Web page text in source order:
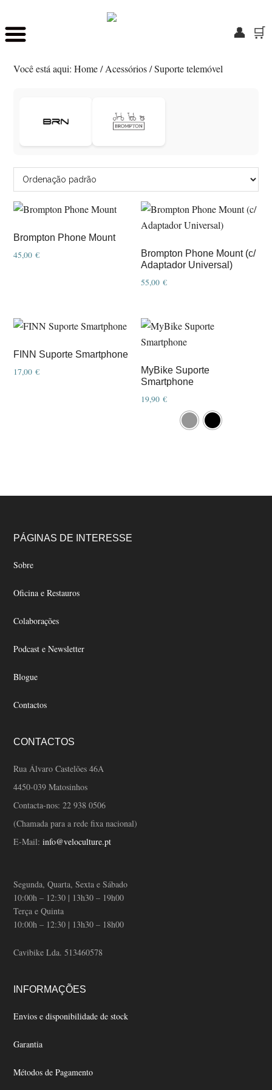
Skip
main
Saltar
Você está aqui:Home / Acessórios /Suporte telemóvel
Brompton Phone Mount
45,00€
Brompton Phone Mount (c/
Adaptador Universal)
55,00€
FINN Suporte Smartphone
17,00€
MyBike Suporte
Smartphone
19,90€
Footer
PÁGINAS DE INTERESSE
Sobre
Oficina e Restauros
Colaborações
Podcast e Newsletter
Blogue
Contactos
CONTACTOS
Rua Álvaro Castelões 46A
4450-039 Matosinhos
Contacta-nos:22 938 0506
(Chamada para a rede fixa nacional)
E-Mail:info@veloculture.pt
Segunda, Quarta, Sexta e Sábado
10:00h – 12:30 | 13h30 – 19h00
Terça e Quinta
10:00h – 12:30 | 13h30 – 18h00
Cavibike Lda. 513460578
INFORMAÇÕES
Envios e disponibilidade de stock
Garantia
Métodos de Pagamento
👤 🛒